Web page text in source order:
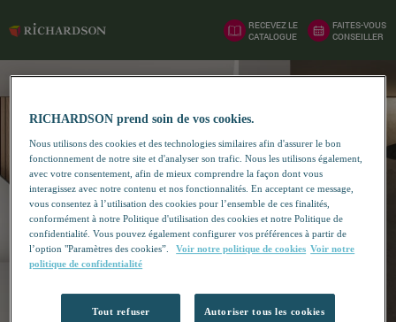
RECEVEZ LE
CATALOGUE
FAITES-VOUS
CONSEILLER
RICHARDSON prend soin de vos cookies.
Nous utilisons des cookies et des technologies similaires afin d'assurer le bon
fonctionnement de notre site et d'analyser son trafic. Nous les utilisons également,
avec votre consentement, afin de mieux comprendre la façon dont vous
interagissez avec notre contenu et nos fonctionnalités. En acceptant ce message,
vous consentez à l’utilisation des cookies pour l’ensemble de ces finalités,
conformément à notre Politique d'utilisation des cookies et notre Politique de
confidentialité. Vous pouvez également configurer vos préférences à partir de
l’option "Paramètres des cookies”.
Voir notre politique de cookies Voir notre
politique de confidentialité
Tout refuser Autoriser tous les cookies